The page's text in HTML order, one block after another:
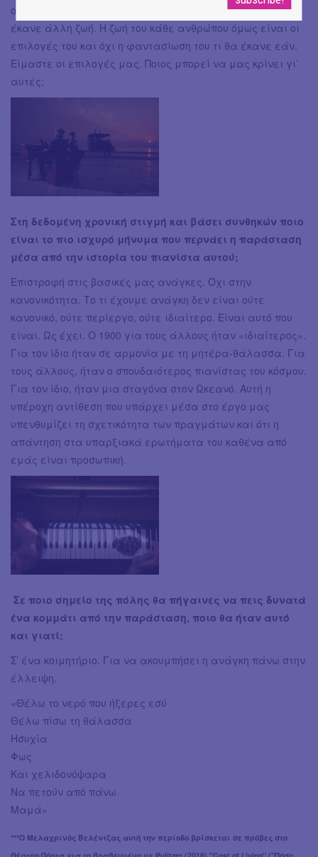
οι τελευταίοι δεν τον εγκατέλειπαν πάνω στο πιάνο να
έκανε άλλη ζωή. Η ζωή του κάθε ανθρώπου όμως είναι οι
επιλογές του και όχι η φαντασίωση του τι θα έκανε εάν.
Είμαστε οι επιλογές μας. Ποιος μπορεί να μας κρίνει γι’
αυτές;
Στη δεδομένη χρονική στιγμή και βάσει συνθηκών ποιο
είναι το πιο ισχυρό μήνυμα που περνάει η παράσταση
μέσα από την ιστορία του πιανίστα αυτού;
Επιστροφή στις βασικές μας ανάγκες. Όχι στην
κανονικότητα. Το τι έχουμε ανάγκη δεν είναι ούτε
κανονικό, ούτε περίεργο, ούτε ιδιαίτερο. Είναι αυτό που
είναι. Ως έχει. Ο 1900 για τους άλλους ήταν «ιδιαίτερος».
Για τον ίδιο ήταν σε αρμονία με τη μητέρα-θάλασσα. Για
τους άλλους, ήταν ο σπουδαιότερος πιανίστας του κόσμου.
Για τον ίδιο, ήταν μια σταγόνα στον Ωκεανό. Αυτή η
υπέροχη αντίθεση που υπάρχει μέσα στο έργο μας
υπενθυμίζει τη σχετικότητα των πραγμάτων και ότι η
απάντηση στα υπαρξιακά ερωτήματα του καθένα από
εμάς είναι προσωπική.
Σε ποιο σημείο της πόλης θα πήγαινες να πεις δυνατά
ένα κομμάτι από την παράσταση, ποιο θα ήταν αυτό
και γιατί;
Σ’ ένα κοιμητήριο. Για να ακουμπήσει η ανάγκη πάνω στην
έλλειψη.
«Θέλω το νερό που ήξερες εσύ
Θέλω πίσω τη θάλασσα
Ησυχία
Φως
Και χελιδονόψαρα
Να πετούν από πάνω
Μαμά»
***Ο Μελαχρινός Βελέντζας αυτή την περίοδο βρίσκεται σε πρόβες στο